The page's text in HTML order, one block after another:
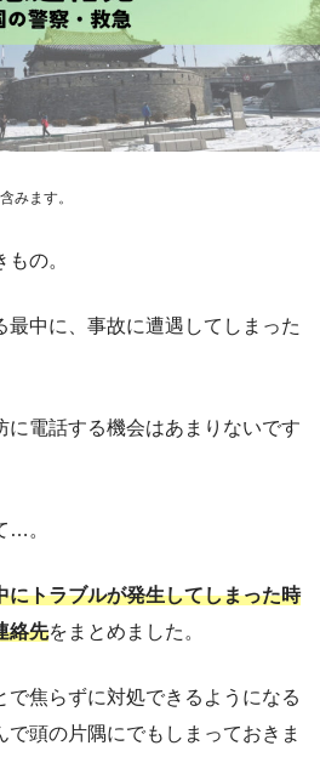
みます。
の。
最中に、事故に遭遇してしまった
に電話する機会はあまりないです
…。
にトラブルが発生してしまった時
絡先をまとめました。
で焦らずに対処できるようになる
頭の片隅にでもしまっておきま